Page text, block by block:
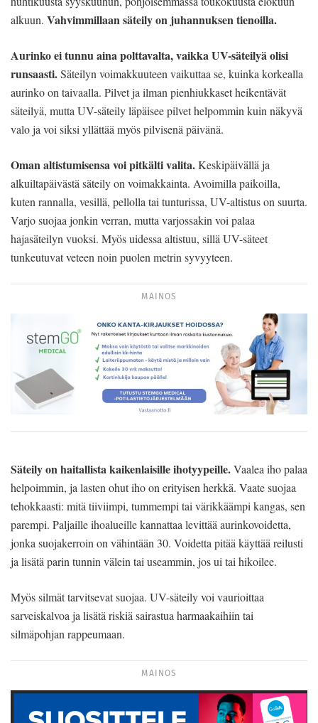
alkuun. Vahvimmillaan säteily on juhannuksen tienoilla.
Aurinko ei tunnu aina polttavalta, vaikka UV-säteilyä olisi
runsaasti.Säteilyn voimakkuuteen vaikuttaa se, kuinka korkealla
aurinko on taivaalla. Pilvet ja ilman pienhiukkaset heikentävät
säteilyä, mutta UV-säteily läpäisee pilvet helpommin kuin näkyvä
valo ja voi siksi yllättää myös pilvisenä päivänä.
Oman altistumisensa voi pitkälti valita.Keskipäivällä ja
alkuiltapäivästä säteily on voimakkainta. Avoimilla paikoilla,
kuten rannalla, vesillä, pellolla tai tunturissa, UV-altistus on suurta.
Varjo suojaa jonkin verran, mutta varjossakin voi palaa
hajasäteilyn vuoksi. Myös uidessa altistuu, sillä UV-säteet
tunkeutuvat veteen noin puolen metrin syvyyteen.
MAINOS
Säteily on haitallista kaikenlaisille ihotyypeille.Vaalea iho palaa
helpoimmin, ja lasten ohut iho on erityisen herkkä. Vaate suojaa
tehokkaasti: mitä tiiviimpi, tummempi tai värikkäämpi kangas, sen
parempi. Paljaille ihoalueille kannattaa levittää aurinkovoidetta,
jonka suojakerroin on vähintään 30. Voidetta pitää käyttää reilusti
ja lisätä parin tunnin välein tai useammin, jos ui tai hikoilee.
Myös silmät tarvitsevat suojaa. UV-säteily voi vaurioittaa
sarveiskalvoa ja lisätä riskiä sairastua harmaakaihiin tai
silmäpohjan rappeumaan.
MAINOS